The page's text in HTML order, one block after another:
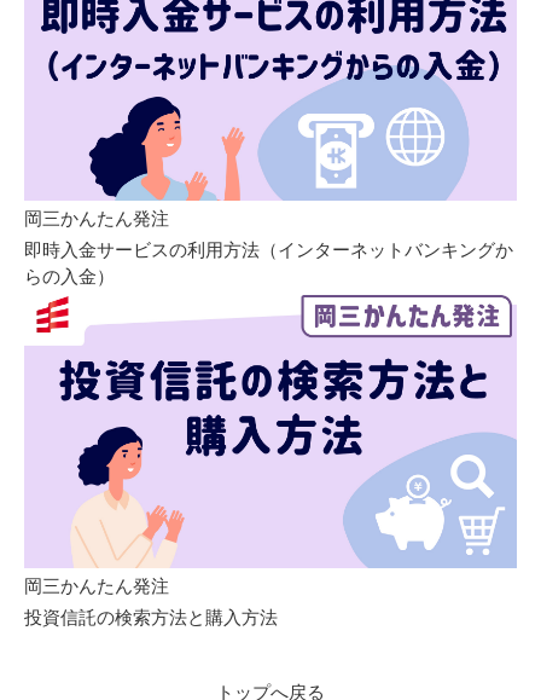
岡三かんたん発注
即時入金サービスの利用方法（インターネットバンキングか
らの入金）
岡三かんたん発注
投資信託の検索方法と購入方法
トップへ戻る